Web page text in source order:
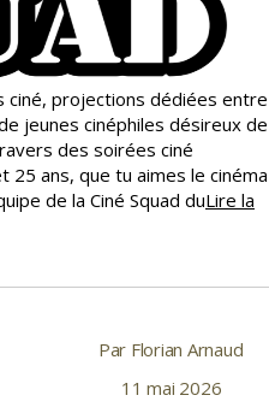
ciné, projections dédiées entre
jeunes cinéphiles désireux de
des soirées ciné
25 ans, que tu aimes le cinéma
de la Ciné Squad duLire la
Auteur
l’article
Par Florian Arnaud
Date11 mai 2026